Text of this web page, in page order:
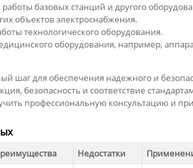
базовых станций и другого
объектов электроснабжения.
технологического оборудования.
оборудования, например,
шаг для обеспечения надежного и
безопасность и соответствие
профессиональную консультацию и
Недостатки